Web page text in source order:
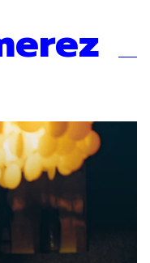
vous
moment via
nous
consultez
.
SOUMETTRE